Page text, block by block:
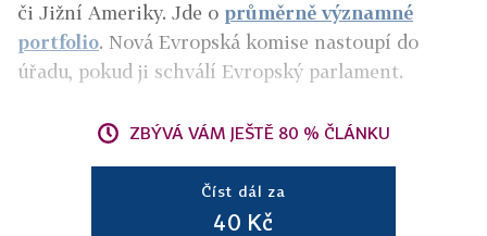
či Jižní Ameriky. Jde o průměrně významné
portfolio. Nová Evropská komise nastoupí do
úřadu, pokud ji schválí Evropský parlament.
ZBÝVÁ VÁM JEŠTĚ 80 % ČLÁNKU
Číst dál za
40 Kč